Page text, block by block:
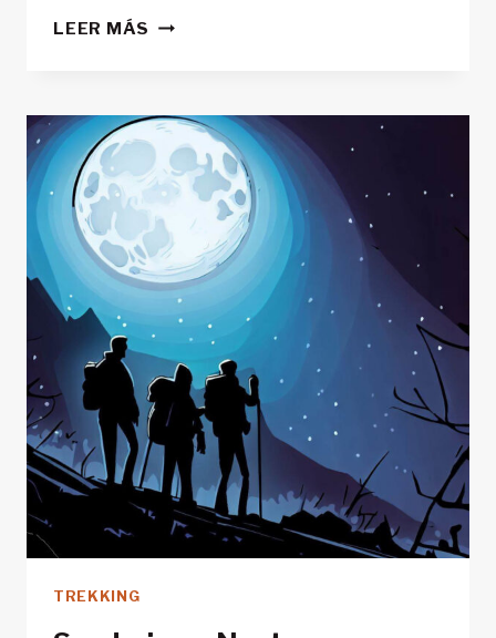
LEER MÁS HACER
EXTREMO
[GUÍA
COMPLETA]
TREKKING